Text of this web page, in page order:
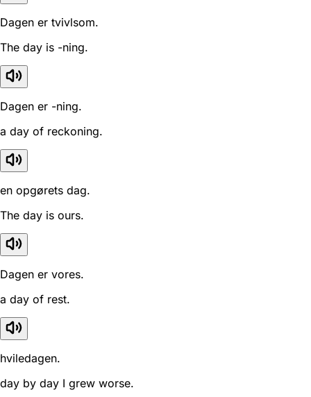
Dagen er tvivlsom.
The day is -ning.
Dagen er -ning.
a day of reckoning.
en opgørets dag.
The day is ours.
Dagen er vores.
a day of rest.
hviledagen.
day by day I grew worse.